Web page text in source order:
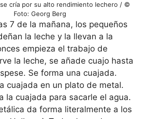
cría por su alto rendimiento lechero / ©
Foto: Georg Berg
7 de la mañana, los pequeños
la leche y la llevan a la
empieza el trabajo de
la leche, se añade cuajo hasta
Se forma una cuajada.
cuajada en un plato de metal.
la cuajada para sacarle el agua.
da forma literalmente a los